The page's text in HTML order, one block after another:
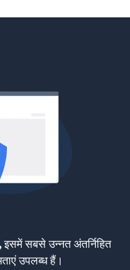
सबसे उन्नत अंतर्निहित
उपलब्ध हैं।